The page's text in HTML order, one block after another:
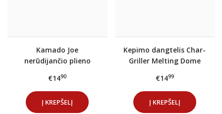
Kamado Joe
nerūdijančio plieno
€1490
Į KREPŠELĮ
Kepimo dangtelis Char-
Griller Melting Dome
€1499
Į KREPŠELĮ